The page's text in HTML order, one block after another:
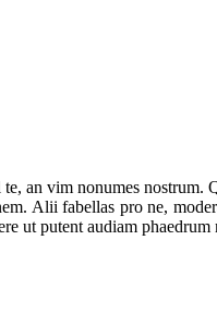
an vim nonumes
Alii fabellas pro ne,
ut putent audiam phaedrum